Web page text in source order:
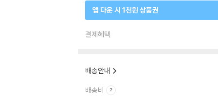
앱 다운 시 1천원 상품권
결제혜택
배송안내
배송비